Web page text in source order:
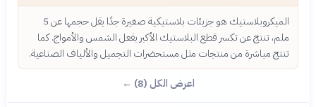
الميكروبلاستيك هو جزيئات بلاستيكية صغيرة جدًا يقل حجمها عن 5
ملم، تنتج عن تكسر قطع البلاستيك الأكبر بفعل الشمس والأمواج. كما
تنتج مباشرة من منتجات مثل مستحضرات التجميل والألياف الصناعية.
اعرض الكل (8) ←